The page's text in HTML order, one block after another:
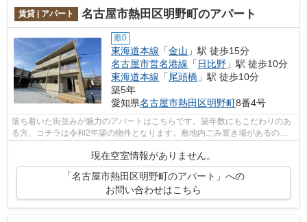
賃貸 | アパート 名古屋市熱田区明野町のアパート
敷0
東海道本線 「金山 」駅 徒歩15分
名古屋市営名港線 「 日比野 」駅 徒歩10分
東海道本線 「尾頭橋 」駅 徒歩10分
築5年
愛知県名古屋市熱田区明野町8番4号
落ち着いた街並みが魅力のアパートはこちらです。築年数にもこだわりのあ
る方、コチラは令和2年築の物件となります。敷地内ごみ置き場があるので
ゴミの持ち運びの負担を少しでも減らす...
現在空室情報がありません。
「名古屋市熱田区明野町のアパート」への
お問い合わせはこちら